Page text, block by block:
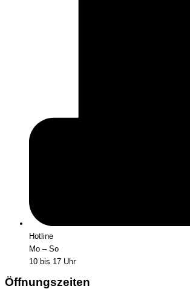
Hotline
Mo – So
10 bis 17 Uhr
Öffnungszeiten